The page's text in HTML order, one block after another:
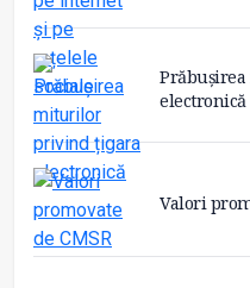
electronică
Valori